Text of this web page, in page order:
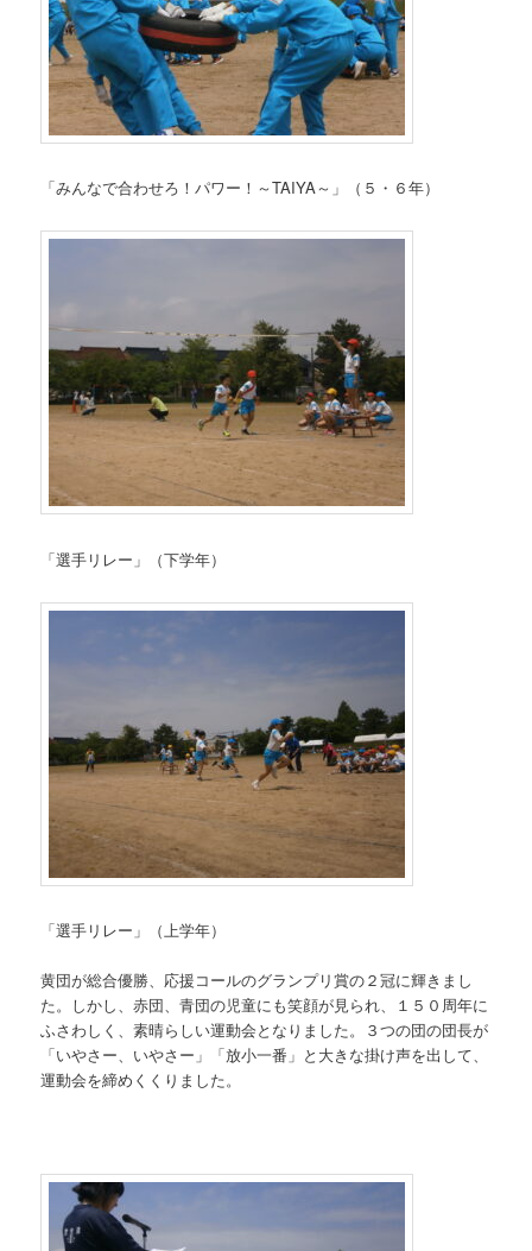
「みんなで合わせろ！パワー！～TAIYA～」（５・６年）
「選手リレー」（下学年）
「選手リレー」（上学年）
黄団が総合優勝、応援コールのグランプリ賞の２冠に輝きまし
た。しかし、赤団、青団の児童にも笑顔が見られ、１５０周年に
ふさわしく、素晴らしい運動会となりました。３つの団の団長が
「いやさー、いやさー」「放小一番」と大きな掛け声を出して、
運動会を締めくくりました。